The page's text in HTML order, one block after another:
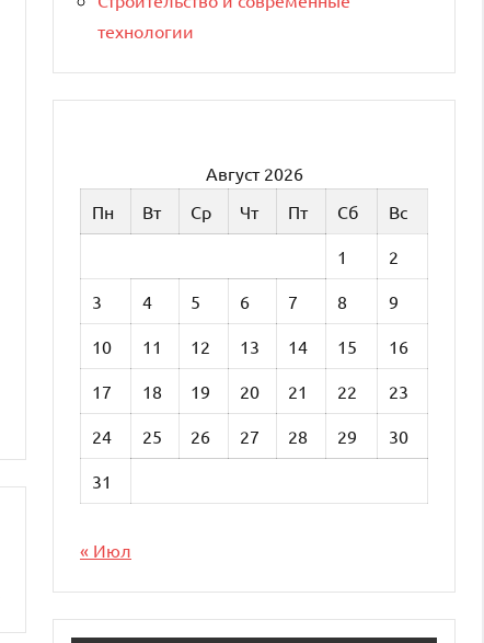
технологии
Август 2026
Пн
Вт Ср Чт Пт Сб Вс
1 2
3 4 5 6 7 8 9
10 11 12 13 14 15 16
17 18 19 20 21 22 23
24 25 26 27 28 29 30
31
« Июл